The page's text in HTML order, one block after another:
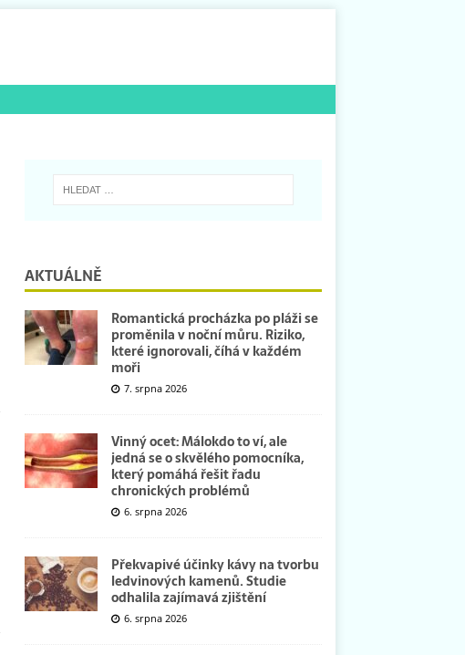
AKTUÁLNĚ
Romantická procházka po pláži se
proměnila v noční můru. Riziko,
které ignorovali, číhá v každém
moři
7. srpna 2026
Vinný ocet: Málokdo to ví, ale
jedná se o skvělého pomocníka,
který pomáhá řešit řadu
chronických problémů
6. srpna 2026
Překvapivé účinky kávy na tvorbu
ledvinových kamenů. Studie
odhalila zajímavá zjištění
6. srpna 2026